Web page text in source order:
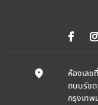
ห้องเลข
ถนนรัช
กรุงเทพ